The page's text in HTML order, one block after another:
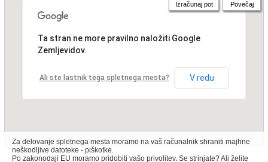
Ta stran ne more pravilno naložiti Google
Zemljevidov.
Ali ste lastnik tega spletnega mesta? V redu
Izračunaj pot Povečaj
Za delovanje spletnega mesta moramo na vaš računalnik shraniti majhne
neškodljive datoteke - piškotke.
Po zakonodaji EU moramo pridobiti vašo privolitev. Se strinjate? Ali želite